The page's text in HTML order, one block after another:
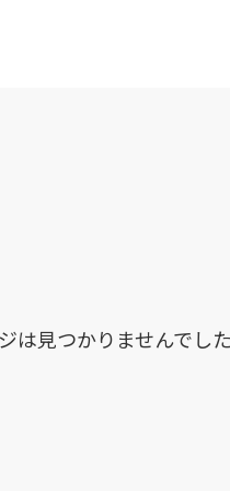
は見つかりませんでし